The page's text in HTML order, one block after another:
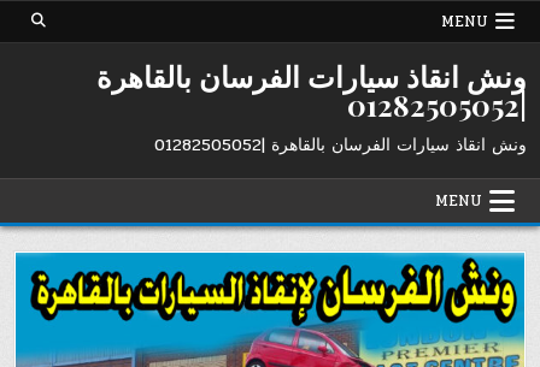
Skip
MENU
ونش انقاذ سيارات الفرسان بالقاهرة
|01282505052
ونش انقاذ سيارات الفرسان بالقاهرة |01282505052
MENU